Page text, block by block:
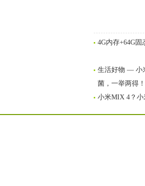
4G内存+64G
生活好物 — 小
菌，一举两得！
小米MIX 4？小